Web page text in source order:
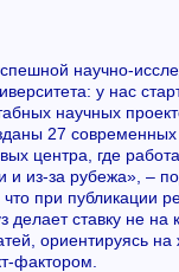
научно-
у нас
научных
27
центра, где
и из-за рубежа», ‒
при публикации
делает ставку не на
ориентируясь
фактором.